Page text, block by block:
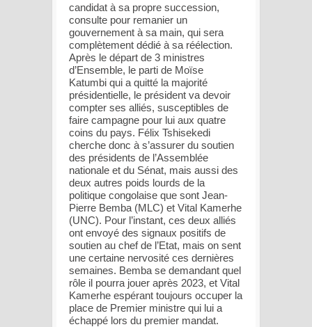
candidat à sa propre succession,
consulte pour remanier un
gouvernement à sa main, qui sera
complètement dédié à sa réélection.
Après le départ de 3 ministres
d’Ensemble, le parti de Moïse
Katumbi qui a quitté la majorité
présidentielle, le président va devoir
compter ses alliés, susceptibles de
faire campagne pour lui aux quatre
coins du pays. Félix Tshisekedi
cherche donc à s’assurer du soutien
des présidents de l’Assemblée
nationale et du Sénat, mais aussi des
deux autres poids lourds de la
politique congolaise que sont Jean-
Pierre Bemba (MLC) et Vital Kamerhe
(UNC). Pour l’instant, ces deux alliés
ont envoyé des signaux positifs de
soutien au chef de l’Etat, mais on sent
une certaine nervosité ces dernières
semaines. Bemba se demandant quel
rôle il pourra jouer après 2023, et Vital
Kamerhe espérant toujours occuper la
place de Premier ministre qui lui a
échappé lors du premier mandat.